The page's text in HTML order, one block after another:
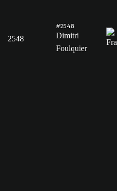
2548
#2548
Dimitri
Foulquier